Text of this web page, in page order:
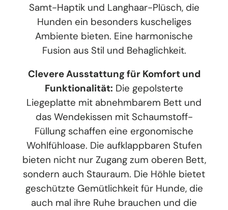
Samt-Haptik und Langhaar-Plüsch, die
Hunden ein besonders kuscheliges
Ambiente bieten. Eine harmonische
Fusion aus Stil und Behaglichkeit.
Clevere Ausstattung für Komfort und
Funktionalität: Die gepolsterte
Liegeplatte mit abnehmbarem Bett und
das Wendekissen mit Schaumstoff-
Füllung schaffen eine ergonomische
Wohlfühloase. Die aufklappbaren Stufen
bieten nicht nur Zugang zum oberen Bett,
sondern auch Stauraum. Die Höhle bietet
geschützte Gemütlichkeit für Hunde, die
auch mal ihre Ruhe brauchen und die